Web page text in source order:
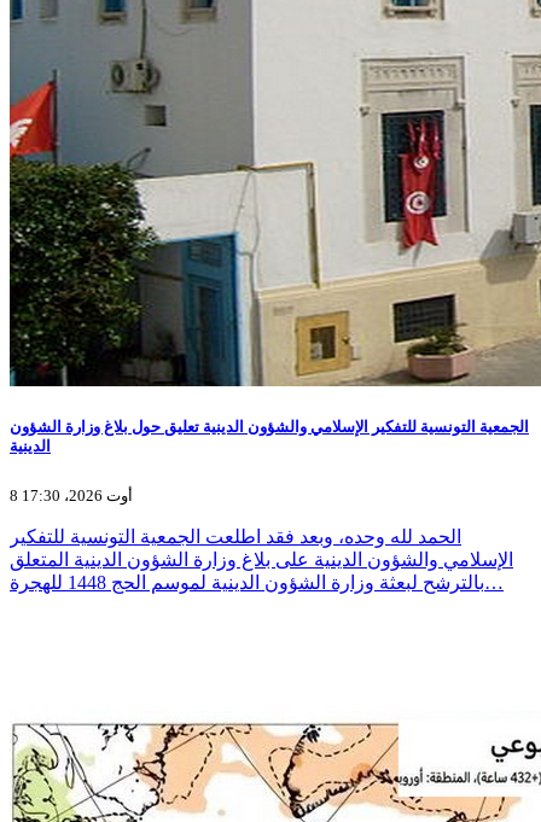
الجمعية التونسية للتفكير الإسلامي والشؤون الدينية تعليق حول بلاغ وزارة الشؤون
الدينية
8 أوت 2026، 17:30
الحمد لله وحده، وبعد فقد اطلعت الجمعية التونسية للتفكير
الإسلامي والشؤون الدينية على بلاغ وزارة الشؤون الدينية المتعلق
بالترشح لبعثة وزارة الشؤون الدينية لموسم الحج 1448 للهجرة…